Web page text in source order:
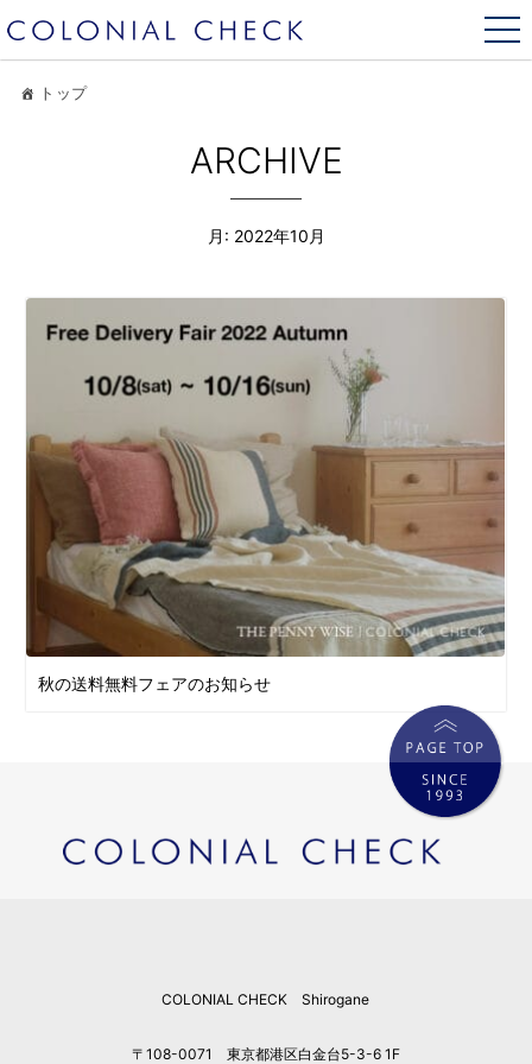
トップ
ARCHIVE
月: 2022年10月
秋の送料無料フェアのお知らせ
COLONIAL CHECK Shirogane
〒108-0071 東京都港区白金台5-3-6 1F